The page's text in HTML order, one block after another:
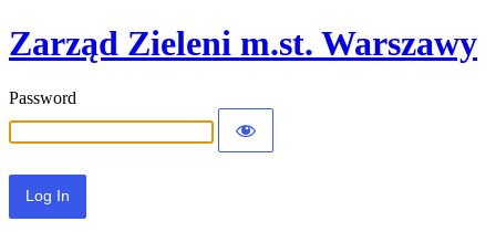
Zarząd Zieleni m.st. Warszawy
Password